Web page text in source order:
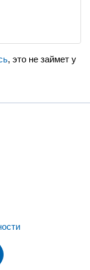
, это не займет у